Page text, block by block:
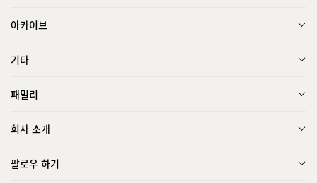
아카이브
기타
패밀리
회사 소개
팔로우 하기